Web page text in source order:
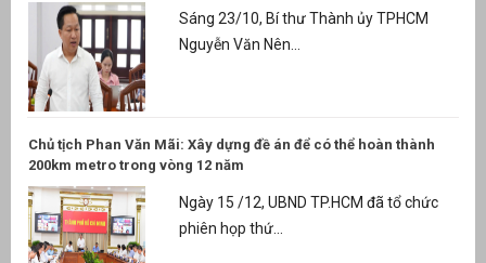
Sáng 23/10, Bí thư Thành ủy TPHCM
Nguyễn Văn Nên...
Chủ tịch Phan Văn Mãi: Xây dựng đề án để có thể hoàn thành
200km metro trong vòng 12 năm
Ngày 15 /12, UBND TP.HCM đã tổ chức
phiên họp thứ...